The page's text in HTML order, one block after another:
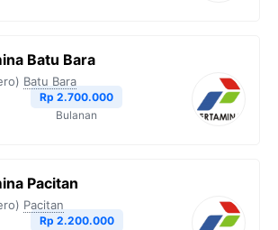
Batu Bara
Batu Bara
Rp 2.700.000
Bulanan
Pacitan
Pacitan
Rp 2.200.000